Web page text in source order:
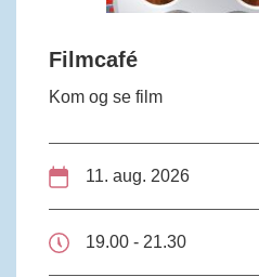
Filmcafé
Kom og se film
11. aug. 2026
19.00 - 21.30